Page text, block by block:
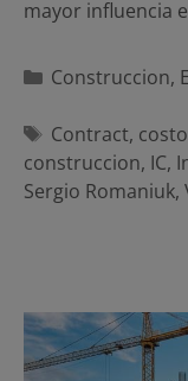
mayor influencia
Categorías
Construccion,
Etiquetas
Contract,
construccion, IC,
Sergio Romaniuk,